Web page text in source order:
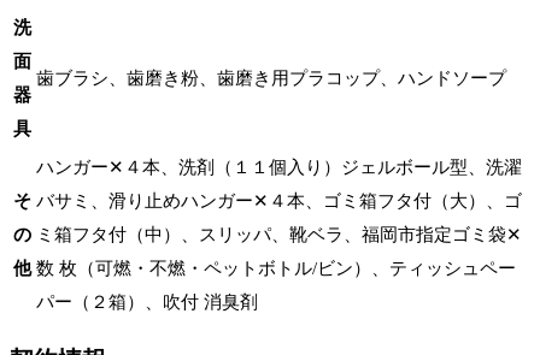
洗
面
器
具
歯ブラシ、歯磨き粉、歯磨き用プラコップ、ハンドソープ
そ
の
他
ハンガー✕４本、洗剤（１１個入り）ジェルボール型、洗濯
バサミ、滑り止めハンガー✕４本、ゴミ箱フタ付（大）、ゴ
ミ箱フタ付（中）、スリッパ、靴ベラ、福岡市指定ゴミ袋✕
数 枚（可燃・不燃・ペットボトル/ビン）、ティッシュペー
パー（２箱）、吹付 消臭剤